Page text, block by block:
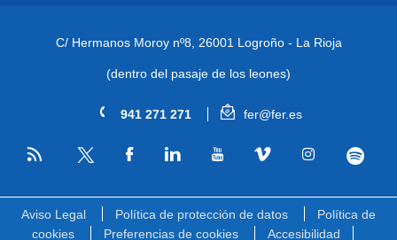
C/ Hermanos Moroy nº8, 26001 Logroño - La Rioja
(dentro del pasaje de los leones)
941 271 271 fer@fer.es
RSS
Aviso Legal Política de protección de datos
Política de
cookies
Preferencias de cookies Accesibilidad